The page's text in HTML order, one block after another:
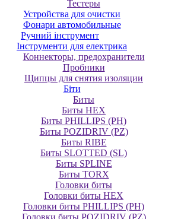
Тестеры
Устройства для очистки
Фонари автомобильные
Ручний інструмент
Інструменти для електрика
Коннекторы, предохранители
Пробники
Щипцы для снятия изоляции
Біти
Биты
Биты HEX
Биты PHILLIPS (PH)
Биты POZIDRIV (PZ)
Биты RIBE
Биты SLOTTED (SL)
Биты SPLINE
Биты TORX
Головки биты
Головки биты HEX
Головки биты PHILLIPS (PH)
Головки биты POZIDRIV (PZ)